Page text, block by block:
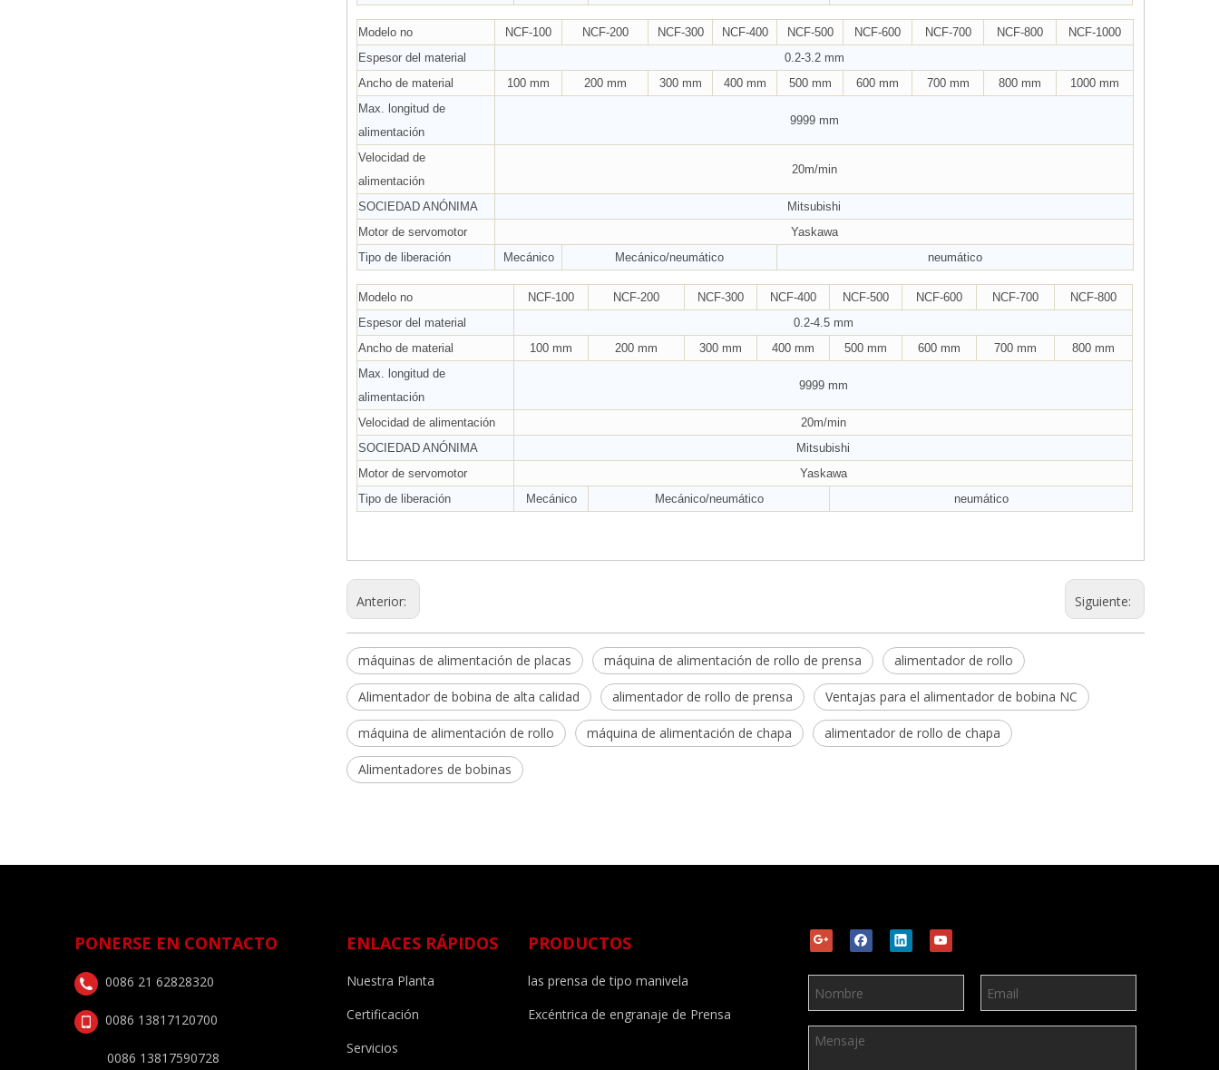
Modelo no NCF-100 NCF-200 NCF-300 NCF-400 NCF-500 NCF-600 NCF-700 NCF-800
NCF-1000
Espesor del material
0.2-3.2 mm
Ancho de material
100 mm 200 mm 300 mm 400 mm 500 mm 600 mm 700 mm 800 mm
1000 mm
Max. longitud de
alimentación
9999 mm
Velocidad de
alimentación
20m/min
SOCIEDAD ANÓNIMA
Mitsubishi
Motor de servomotor
Yaskawa
Tipo de liberación
Mecánico Mecánico/neumático neumático
Modelo no NCF-100 NCF-200 NCF-300 NCF-400 NCF-500 NCF-600 NCF-700
NCF-800
Espesor del material
0.2-4.5 mm
Ancho de material
100 mm 200 mm 300 mm 400 mm 500 mm 600 mm 700 mm
800 mm
Max. longitud de
alimentación
9999 mm
Velocidad de alimentación
20m/min
SOCIEDAD ANÓNIMA
Mitsubishi
Motor de servomotor
Yaskawa
Tipo de liberación
Mecánico Mecánico/neumático neumático
Anterior: Siguiente:
máquinas de alimentación de placas máquina de alimentación de rollo de prensa alimentador de rollo
Alimentador de bobina de alta calidad alimentador de rollo de prensa Ventajas para el alimentador de bobina NC
máquina de alimentación de rollo máquina de alimentación de chapa alimentador de rollo de chapa
Alimentadores de bobinas
PONERSE EN CONTACTO
0086 21 62828320
0086 13817120700
0086 13817590728
ENLACES RÁPIDOS
Nuestra Planta
Certificación
Servicios
PRODUCTOS
las prensa de tipo manivela
Excéntrica de engranaje de Prensa